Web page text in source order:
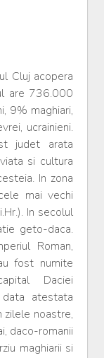
Cluj acopera
are 736.000
9% maghiari,
ucrainieni.
judet arata
si cultura
In zona
mai vechi
In secolul
geto-daca.
Roman,
fost numite
Daciei
atestata
zilele noastre,
daco-romanii
maghiarii si